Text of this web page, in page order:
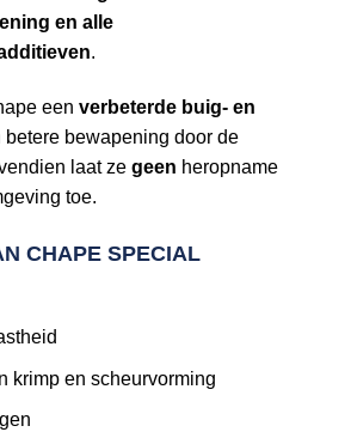
en alle
.
een verbeterde buig- en
betere bewapening door de
laat ze geen heropname
toe.
CHAPE SPECIAL
krimp en scheurvorming